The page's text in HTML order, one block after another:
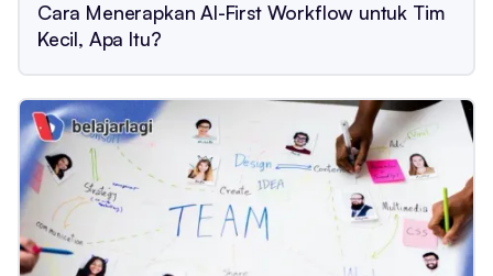
Cara Menerapkan AI-First Workflow untuk Tim
Kecil, Apa Itu?